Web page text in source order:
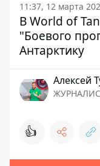
11:37, 12 марта
В World of
"Боевого
Антарктику
Алексей
👍